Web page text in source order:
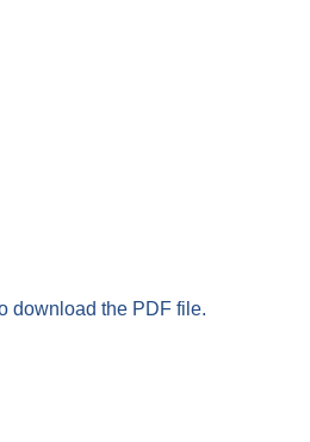
download the PDF file.